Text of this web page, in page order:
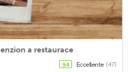
a restaurace
9,4 Eccellente (47)